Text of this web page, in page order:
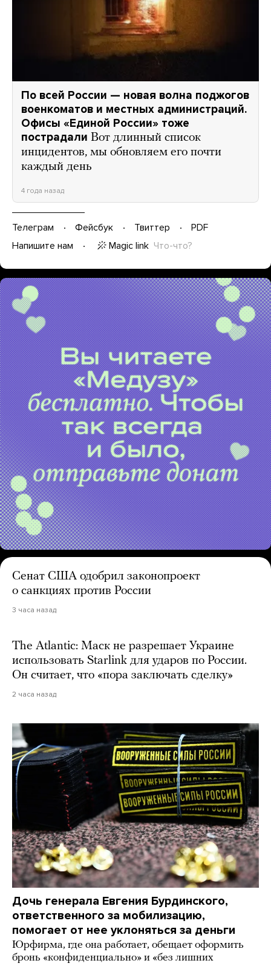
По всей России — новая волна поджогов
военкоматов и местных администраций.
Офисы «Единой России» тоже
пострадали Вот длинный список
инцидентов, мы обновляем его почти
каждый день
4 года назад
Телеграм Фейсбук Твиттер
PDF
Напишите нам
Magic link Что-что?
Сенат США одобрил законопроект
о санкциях против России
3 часа назад
The Atlantic: Маск не разрешает Украине
использовать Starlink для ударов по России.
Он считает, что «пора заключать сделку»
2 часа назад
Дочь генерала Евгения Бурдинского,
ответственного за мобилизацию,
помогает от нее уклоняться за деньги
Юрфирма, где она работает, обещает оформить
бронь «конфиденциально» и «без лишних